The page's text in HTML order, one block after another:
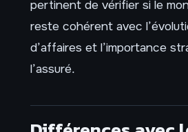
pertinent de vérifier si le
reste cohérent avec
d’affaires et l’importance
l’assuré.